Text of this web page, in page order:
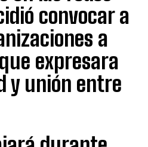
convocar a
a
expresara
y unión entre